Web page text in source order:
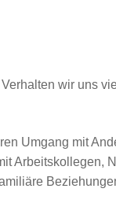
wir uns
Umgang mit
Arbeitskollegen,